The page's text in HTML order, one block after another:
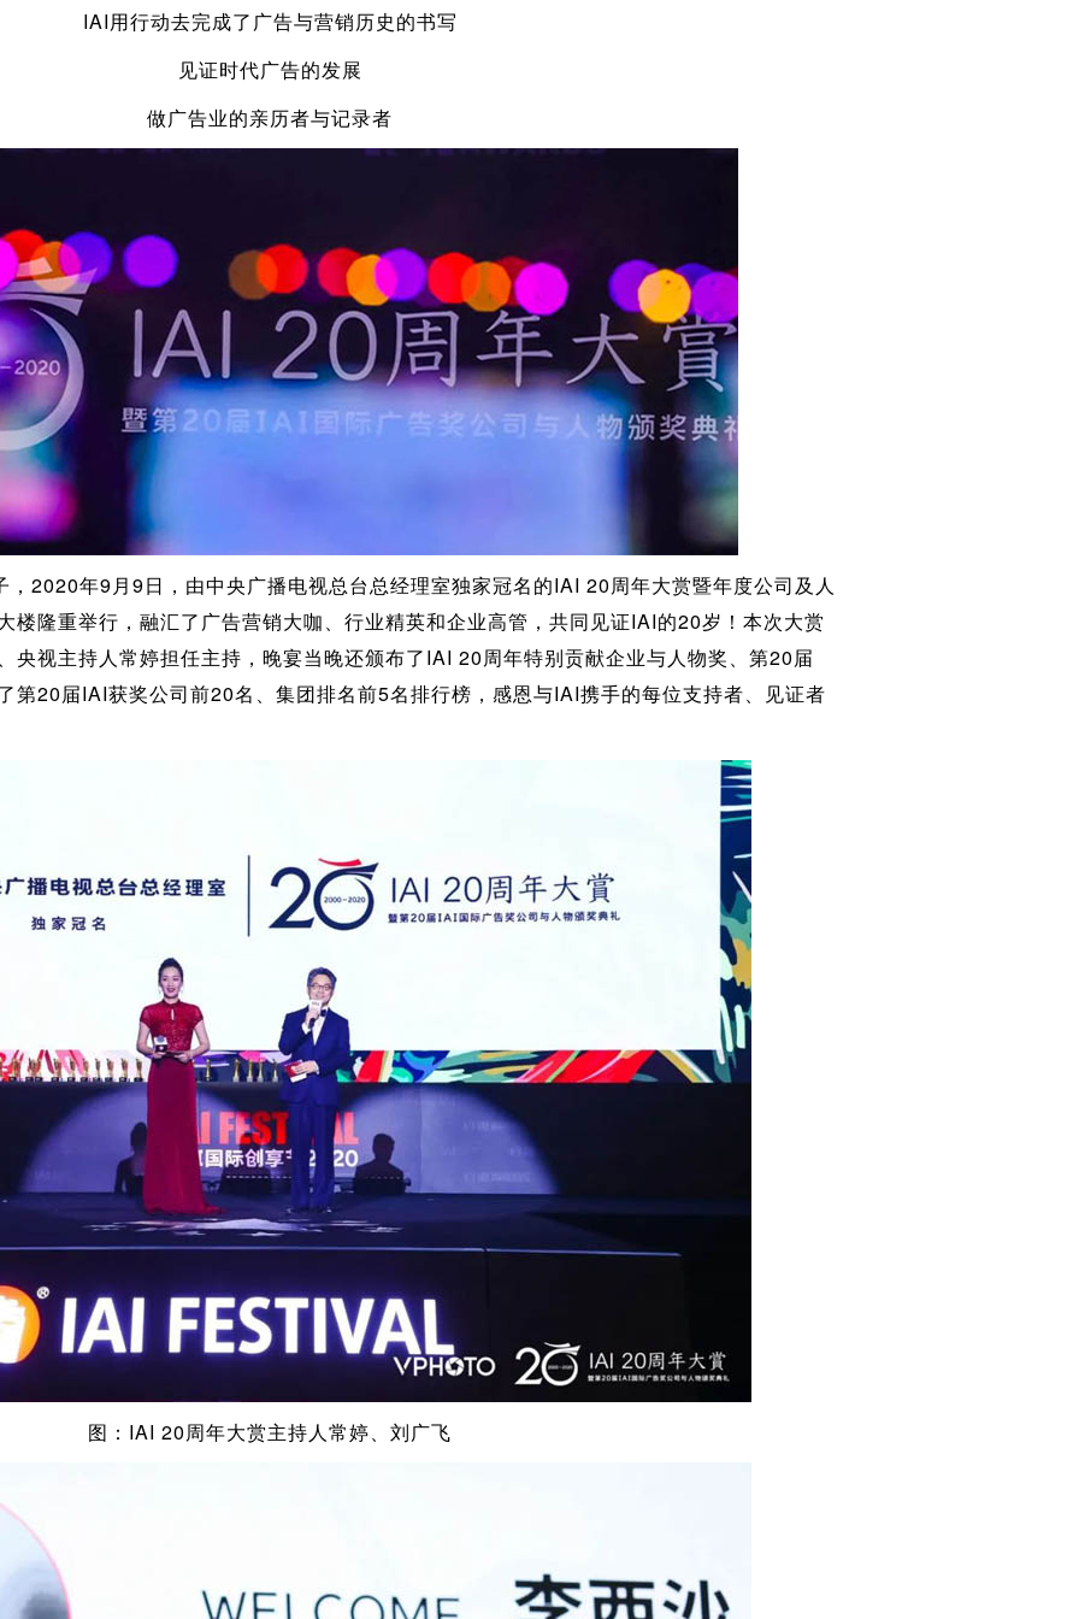
IAI用行动去完成了广告与营销历史的书写
见证时代广告的发展
做广告业的亲历者与记录者
2020年9月9日，由中央广播电视总台总经理室独家冠名的IAI 20周年大赏暨年度公司及人
楼隆重举行，融汇了广告营销大咖、行业精英和企业高管，共同见证IAI的20岁！本次大赏
央视主持人常婷担任主持，晚宴当晚还颁布了IAI 20周年特别贡献企业与人物奖、第20届
第20届IAI获奖公司前20名、集团排名前5名排行榜，感恩与IAI携手的每位支持者、见证者
图：IAI 20周年大赏主持人常婷、刘广飞